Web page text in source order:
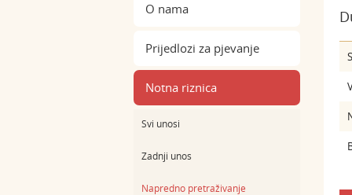
O nama
Prijedlozi za pjevanje
Notna riznica
Svi unosi
Zadnji unos
Napredno pretraživanje